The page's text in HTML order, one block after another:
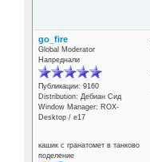
go_fire
Global Moderator
Напреднали
Публикации: 9160
Distribution: Дебиан Сид
Window Manager: ROX-
Desktop / е17
кашик с гранатомет в танково
поделение